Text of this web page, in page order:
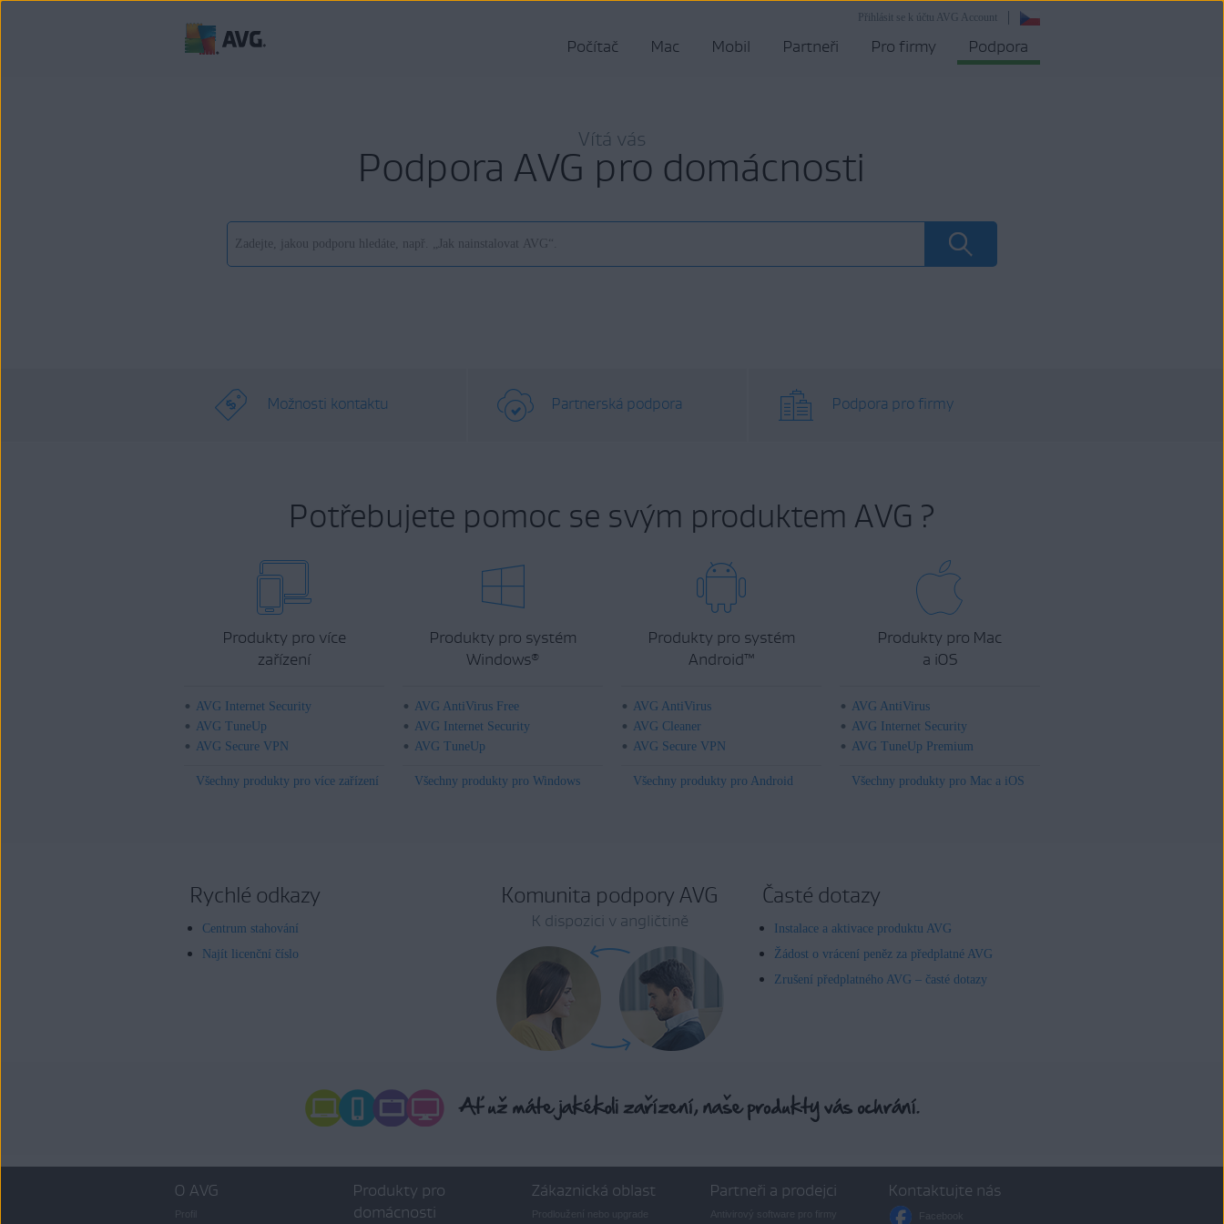
Přihlásit se k účtu AVG Account
Počítač Mac Mobil Partneři Pro firmy Podpora
Vítá vás
Podpora AVG pro domácnosti
Možnosti kontaktu Partnerská podpora Podpora pro firmy
Potřebujete pomoc se svým produktem AVG ?
Produkty pro více
zařízení
AVG Internet Security
AVG TuneUp
AVG Secure VPN
Všechny produkty pro více zařízení
Produkty pro systém
Windows®
AVG AntiVirus Free
AVG Internet Security
AVG TuneUp
Všechny produkty pro Windows
Produkty pro systém
Android™
AVG AntiVirus
AVG Cleaner
AVG Secure VPN
Všechny produkty pro Android
Produkty pro Mac
a iOS
AVG AntiVirus
AVG Internet Security
AVG TuneUp Premium
Všechny produkty pro Mac a iOS
Rychlé odkazy
Centrum stahování
Najít licenční číslo
Komunita podpory AVG
K dispozici v angličtině
Časté dotazy
Instalace a aktivace produktu AVG
Žádost o vrácení peněz za předplatné AVG
Zrušení předplatného AVG – časté dotazy
O AVG
Produkty pro
domácnosti
Zákaznická oblast Partneři a prodejci Kontaktujte nás